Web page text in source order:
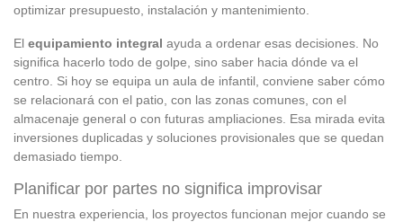
optimizar presupuesto, instalación y mantenimiento.
El equipamiento integral ayuda a ordenar esas decisiones. No
significa hacerlo todo de golpe, sino saber hacia dónde va el
centro. Si hoy se equipa un aula de infantil, conviene saber cómo
se relacionará con el patio, con las zonas comunes, con el
almacenaje general o con futuras ampliaciones. Esa mirada evita
inversiones duplicadas y soluciones provisionales que se quedan
demasiado tiempo.
Planificar por partes no significa improvisar
En nuestra experiencia, los proyectos funcionan mejor cuando se